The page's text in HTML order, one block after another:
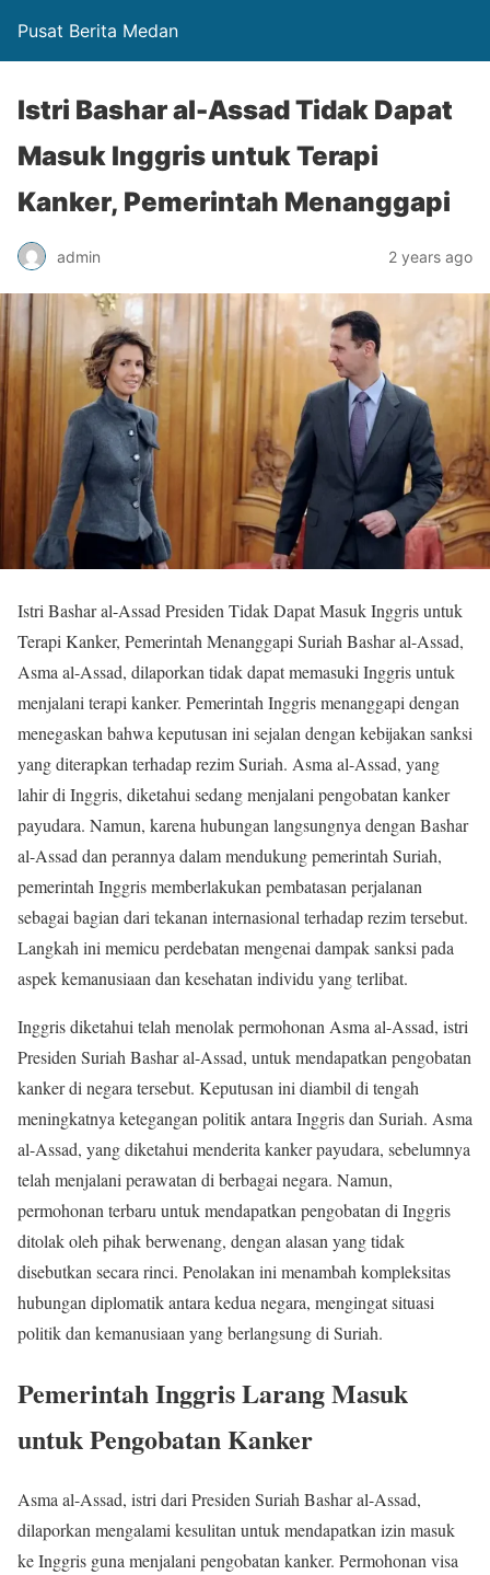
Pusat Berita Medan
Istri Bashar al-Assad Tidak Dapat
Masuk Inggris untuk Terapi
Kanker, Pemerintah Menanggapi
admin 2 years ago
Istri Bashar al-Assad Presiden Tidak Dapat Masuk Inggris untuk
Terapi Kanker, Pemerintah Menanggapi Suriah Bashar al-Assad,
Asma al-Assad, dilaporkan tidak dapat memasuki Inggris untuk
menjalani terapi kanker. Pemerintah Inggris menanggapi dengan
menegaskan bahwa keputusan ini sejalan dengan kebijakan sanksi
yang diterapkan terhadap rezim Suriah. Asma al-Assad, yang
lahir di Inggris, diketahui sedang menjalani pengobatan kanker
payudara. Namun, karena hubungan langsungnya dengan Bashar
al-Assad dan perannya dalam mendukung pemerintah Suriah,
pemerintah Inggris memberlakukan pembatasan perjalanan
sebagai bagian dari tekanan internasional terhadap rezim tersebut.
Langkah ini memicu perdebatan mengenai dampak sanksi pada
aspek kemanusiaan dan kesehatan individu yang terlibat.
Inggris diketahui telah menolak permohonan Asma al-Assad, istri
Presiden Suriah Bashar al-Assad, untuk mendapatkan pengobatan
kanker di negara tersebut. Keputusan ini diambil di tengah
meningkatnya ketegangan politik antara Inggris dan Suriah. Asma
al-Assad, yang diketahui menderita kanker payudara, sebelumnya
telah menjalani perawatan di berbagai negara. Namun,
permohonan terbaru untuk mendapatkan pengobatan di Inggris
ditolak oleh pihak berwenang, dengan alasan yang tidak
disebutkan secara rinci. Penolakan ini menambah kompleksitas
hubungan diplomatik antara kedua negara, mengingat situasi
politik dan kemanusiaan yang berlangsung di Suriah.
Pemerintah Inggris Larang Masuk
untuk Pengobatan Kanker
Asma al-Assad, istri dari Presiden Suriah Bashar al-Assad,
dilaporkan mengalami kesulitan untuk mendapatkan izin masuk
ke Inggris guna menjalani pengobatan kanker. Permohonan visa